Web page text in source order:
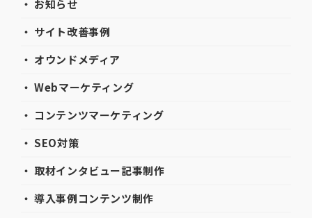
・ お知らせ
・ サイト改善事例
・ オウンドメディア
・ Webマーケティング
・ コンテンツマーケティング
・ SEO対策
・ 取材インタビュー記事制作
・ 導入事例コンテンツ制作